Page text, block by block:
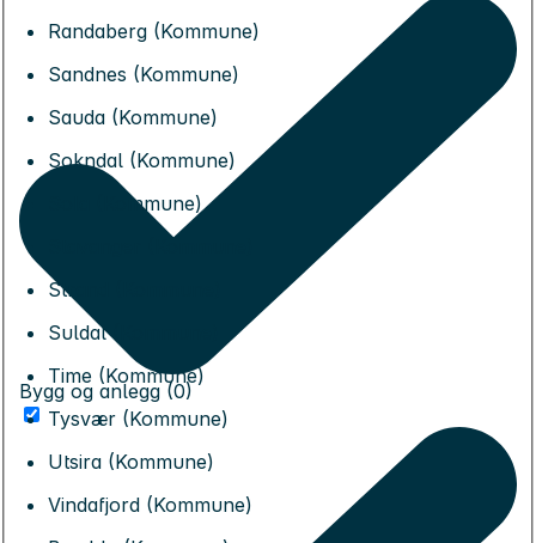
Randaberg (Kommune)
Sandnes (Kommune)
Sauda (Kommune)
Sokndal (Kommune)
Sola (Kommune)
Strand (Kommune)
Suldal (Kommune)
Time (Kommune)
Tysvær (Kommune)
Utsira (Kommune)
Vindafjord (Kommune)
Bygg og anlegg (0)